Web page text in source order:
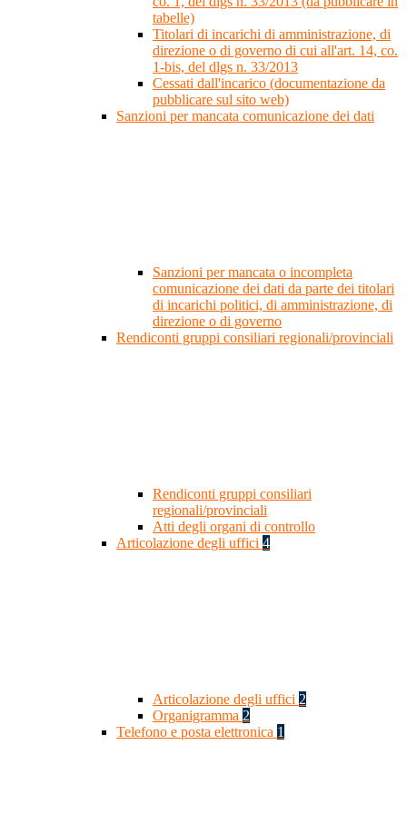
tabelle)
Titolari di incarichi di amministrazione, di
direzione o di governo di cui all'art. 14, co.
1-bis, del dlgs n. 33/2013
Cessati dall'incarico (documentazione da
pubblicare sul sito web)
Sanzioni per mancata comunicazione dei dati
Sanzioni per mancata o incompleta
comunicazione dei dati da parte dei titolari
di incarichi politici, di amministrazione, di
direzione o di governo
Rendiconti gruppi consiliari regionali/provinciali
Rendiconti gruppi consiliari
regionali/provinciali
Atti degli organi di controllo
Articolazione degli uffici 4
Articolazione degli uffici 2
Organigramma 2
Telefono e posta elettronica 1